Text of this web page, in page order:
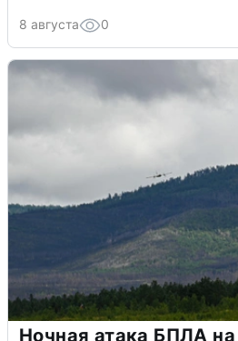
8 августа 0
Ночная атака БПЛА